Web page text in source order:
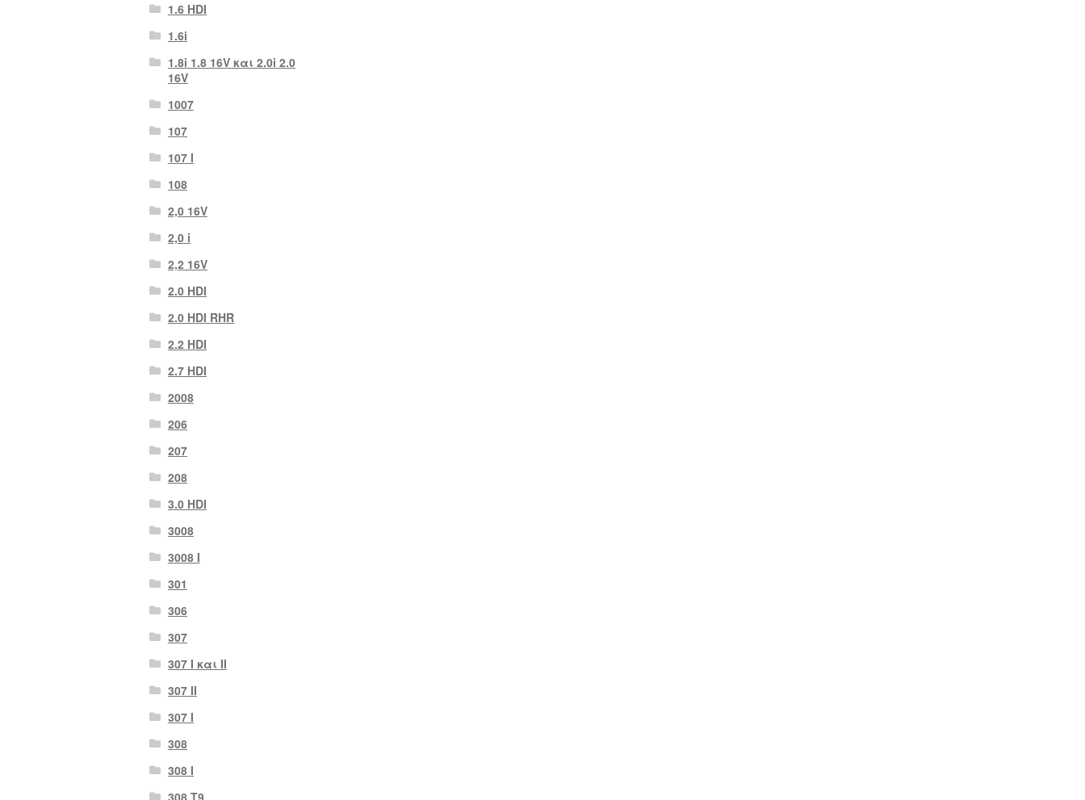
1.6 HDI
1.6i
1.8i 1.8 16V και 2.0i 2.0
16V
1007
107
107 Ι
108
2,0 16V
2,0 i
2,2 16V
2.0 HDI
2.0 HDI RHR
2.2 HDI
2.7 HDI
2008
206
207
208
3.0 HDI
3008
3008 Ι
301
306
307
307 I και II
307 II
307 Ι
308
308 Ι
308 Τ9